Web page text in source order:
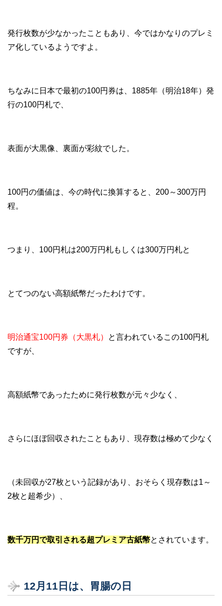
発行枚数が少なかったこともあり、今ではかなりのプレミ
ア化しているようですよ。
ちなみに日本で最初の100円券は、1885年（明治18年）発
行の100円札で、
表面が大黒像、裏面が彩紋でした。
100円の価値は、今の時代に換算すると、200～300万円
程。
つまり、100円札は200万円札もしくは300万円札と
とてつのない高額紙幣だったわけです。
明治通宝100円券（大黒札）
と言われているこの100円札
ですが、
高額紙幣であったために発行枚数が元々少なく、
さらにほぼ回収されたこともあり、現存数は極めて少なく
（未回収が27枚という記録があり、おそらく現存数は1～
2枚と超希少）、
数千万円で取引される超プレミア古紙幣とされています。
12 月11 日は、胃腸の日